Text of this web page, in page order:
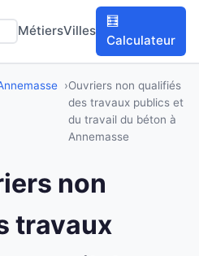
MétiersVilles
🧮
Calculateur
Ouvriers non qualifiés
des travaux publics et
du travail du béton à
Annemasse
non
travaux